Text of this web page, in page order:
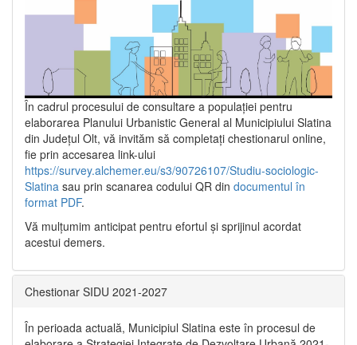
În cadrul procesului de consultare a populaţiei pentru
elaborarea Planului Urbanistic General al Municipiului Slatina
din Județul Olt, vă invităm să completați chestionarul online,
fie prin accesarea link-ului
https://survey.alchemer.eu/s3/90726107/Studiu-sociologic-
Slatina sau prin scanarea codului QR din documentul în
format PDF.
Vă mulţumim anticipat pentru efortul şi sprijinul acordat
acestui demers.
Chestionar SIDU 2021-2027
În perioada actuală, Municipiul Slatina este în procesul de